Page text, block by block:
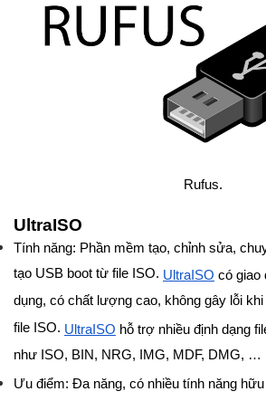
Rufus.
UltraISO
Tính năng: Phần mềm tạo, chỉnh sửa,
tạo USB boot từ file ISO. UltraISO có giao
dụng, có chất lượng cao, không gây lỗi
file ISO. UltraISO hỗ trợ nhiều định dạng
như ISO, BIN, NRG, IMG, MDF, DMG, …
Ưu điểm: Đa năng, có nhiều tính năng